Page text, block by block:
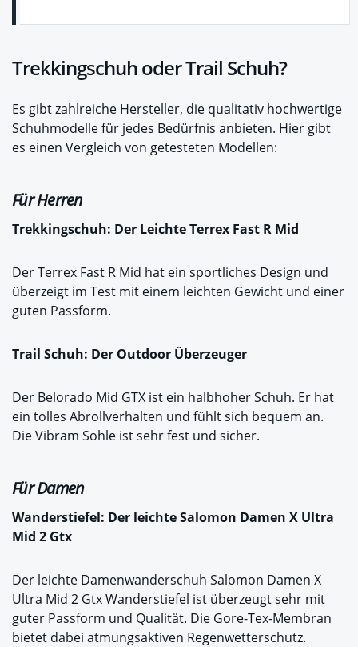
Trekkingschuh oder Trail Schuh?
Es gibt zahlreiche Hersteller, die qualitativ hochwertige
Schuhmodelle für jedes Bedürfnis anbieten. Hier gibt
es einen Vergleich von getesteten Modellen:
Für Herren
Trekkingschuh: Der Leichte Terrex Fast R Mid
Der Terrex Fast R Mid hat ein sportliches Design und
überzeigt im Test mit einem leichten Gewicht und einer
guten Passform.
Trail Schuh: Der Outdoor Überzeuger
Der Belorado Mid GTX ist ein halbhoher Schuh. Er hat
ein tolles Abrollverhalten und fühlt sich bequem an.
Die Vibram Sohle ist sehr fest und sicher.
Für Damen
Wanderstiefel: Der leichteSalomon Damen X Ultra
Mid 2 Gtx
Der leichte Damenwanderschuh Salomon Damen X
Ultra Mid 2 Gtx Wanderstiefel ist überzeugt sehr mit
guter Passform und Qualität. Die Gore-Tex-Membran
bietet dabei atmungsaktiven Regenwetterschutz.